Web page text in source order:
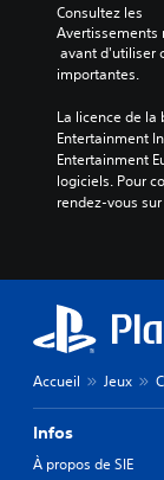
Consultez les
Avertissements
importantes.
La licence de
Entertainment
Entertainment
logiciels. Pour
rendez-vous
Accueil Jeux
Infos
À propos de SIE